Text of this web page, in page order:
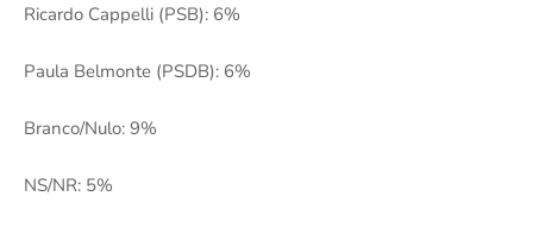
Ricardo Cappelli (PSB): 6%
Paula Belmonte (PSDB): 6%
Branco/Nulo: 9%
NS/NR: 5%